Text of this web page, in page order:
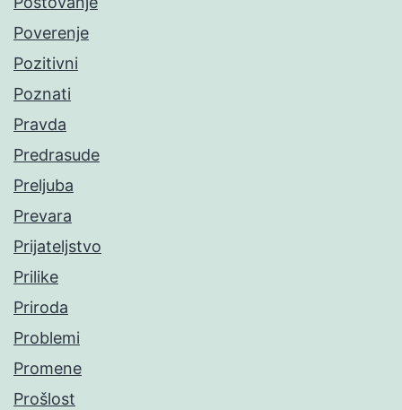
Poverenje
Pozitivni
Poznati
Pravda
Predrasude
Preljuba
Prevara
Prijateljstvo
Prilike
Priroda
Problemi
Promene
Prošlost